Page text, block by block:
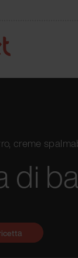
creme
di